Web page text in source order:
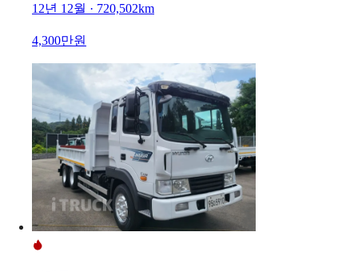
12년 12월 · 720,502km
4,300만원